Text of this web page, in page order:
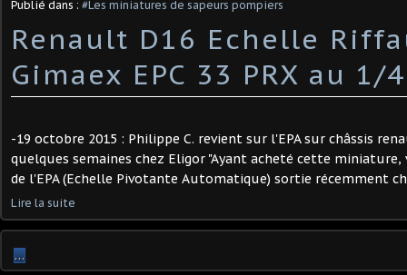
Publié dans : #Les miniatures de sapeurs pompiers
Renault D16 Echelle
Gimaex EPC 33 PRX au
-19 octobre 2015 : Philippe C. revient sur l'EPA sur châssis
quelques semaines chez Eligor "Ayant acheté cette
de l'EPA (Echelle Pivotante Automatique) sortie récemment
Lire la suite
…